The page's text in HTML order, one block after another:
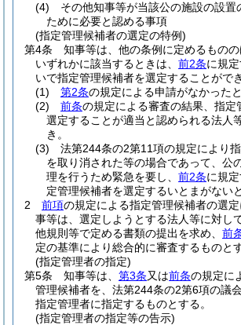
(4)
その他知事等が当該公の施設の設置
ために必要と認める事項
(指定管理候補者の選定の特例)
第4条
知事等は、他の条例に定めるものの
いずれかに該当するときは、 前2条に規
いで指定管理候補者を選定することができ
(1)
第2条の規定による申請がなかったと
(2)
前条の規定による審査の結果、指定
選定することが適当と認められる法人
き。
(3)
法第244条の2第11項の規定により
を取り消された等の場合であって、公
理を行うため緊急を要し、 前2条に規
定管理候補者を選定するいとまがないと
2
前項の規定による指定管理候補者の選
事等は、選定しようとする法人等に対し
他規則等で定める書類の提出を求め、 前
定の基準により総合的に審査するものとす
(指定管理者の指定)
第5条
知事等は、 第3条又は前条の規定に
管理候補者を、法第244条の2第6項の議
指定管理者に指定するものとする。
(指定管理者の指定等の告示)